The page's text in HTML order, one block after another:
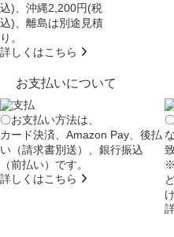
込)、沖縄2,200円(税
込)、離島は別途見積
り。
詳しくはこちら
お支払いについて
〇お支払い方法は、
カード決済、Amazon Pay、後払
い（請求書別送）、銀行振込
（前払い）です。
詳しくはこちら